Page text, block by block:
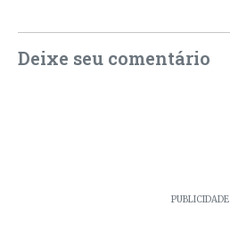
Deixe seu comentário
PUBLICIDADE